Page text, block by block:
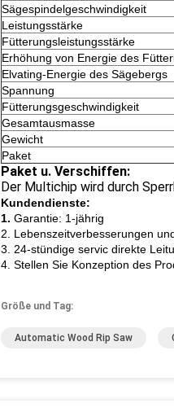
Sägespindelgeschwindigkeit
Leistungsstärke
Fütterungsleistungsstärke
Erhöhung von Energie des
Elvating-Energie des Sägebergs
Spannung
Fütterungsgeschwindigkeit
Gesamtausmasse
Gewicht
Paket
Paket u. Verschiffen:
Der Multichip wird durch
Kundendienste:
1. Garantie: 1-jährig
2. Lebenszeitverbesserungen
3. 24-stündige servic direkte
4. Stellen Sie Konzeption des
Größe und Tag:
Automatic Wood Rip Saw